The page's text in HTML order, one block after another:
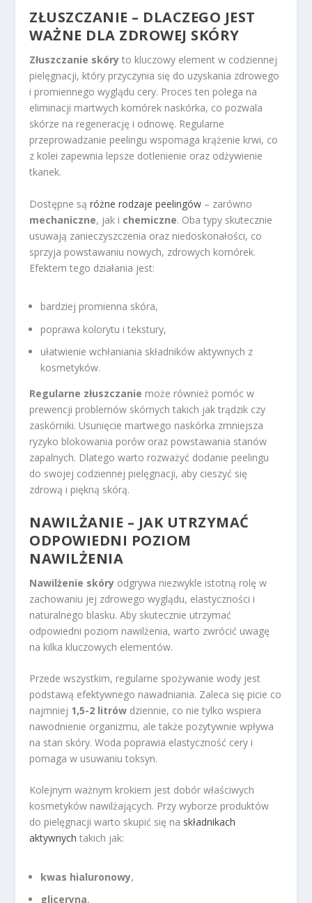
ZŁUSZCZANIE – DLACZEGO JEST
WAŻNE DLA ZDROWEJ SKÓRY
Złuszczanie skóry to kluczowy element w codziennej
pielęgnacji, który przyczynia się do uzyskania zdrowego
i promiennego wyglądu cery. Proces ten polega na
eliminacji martwych komórek naskórka, co pozwala
skórze na regenerację i odnowę. Regularne
przeprowadzanie peelingu wspomaga krążenie krwi, co
z kolei zapewnia lepsze dotlenienie oraz odżywienie
tkanek.
Dostępne sąróżne rodzaje peelingów – zarówno
mechaniczne, jak i chemiczne. Oba typy skutecznie
usuwają zanieczyszczenia oraz niedoskonałości, co
sprzyja powstawaniu nowych, zdrowych komórek.
Efektem tego działania jest:
bardziej promienna skóra,
poprawa kolorytu i tekstury,
ułatwienie wchłaniania składników aktywnych z
kosmetyków.
Regularne złuszczanie może również pomóc w
prewencji problemów skórnych takich jak trądzik czy
zaskórniki. Usunięcie martwego naskórka zmniejsza
ryzyko blokowania porów oraz powstawania stanów
zapalnych. Dlatego warto rozważyć dodanie peelingu
do swojej codziennej pielęgnacji, aby cieszyć się
zdrową i piękną skórą.
NAWILŻANIE – JAK UTRZYMAĆ
ODPOWIEDNI POZIOM
NAWILŻENIA
Nawilżenie skóry odgrywa niezwykle istotną rolę w
zachowaniu jej zdrowego wyglądu, elastyczności i
naturalnego blasku. Aby skutecznie utrzymać
odpowiedni poziom nawilżenia, warto zwrócić uwagę
na kilka kluczowych elementów.
Przede wszystkim, regularne spożywanie wody jest
podstawą efektywnego nawadniania. Zaleca się picie co
najmniej 1,5-2 litrów dziennie, co nie tylko wspiera
nawodnienie organizmu, ale także pozytywnie wpływa
na stan skóry. Woda poprawia elastyczność cery i
pomaga w usuwaniu toksyn.
Kolejnym ważnym krokiem jest dobór właściwych
kosmetyków nawilżających. Przy wyborze produktów
do pielęgnacji warto skupić się na składnikach
aktywnych takich jak:
kwas hialuronowy,
gliceryna,